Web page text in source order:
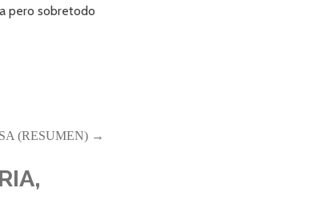
pero sobretodo
(RESUMEN) →